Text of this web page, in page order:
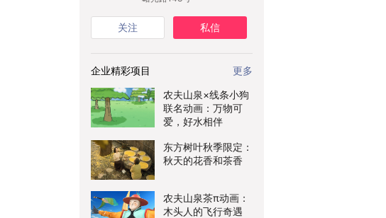
关注 私信
企业精彩项目 更多
农夫山泉×线条小狗
联名动画：万物可
爱，好水相伴
东方树叶秋季限定：
秋天的花香和茶香
农夫山泉茶π动画：
木头人的飞行奇遇